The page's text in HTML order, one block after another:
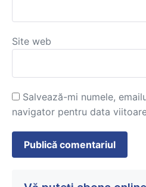
Site web
Salvează-mi numele,
navigator pentru data